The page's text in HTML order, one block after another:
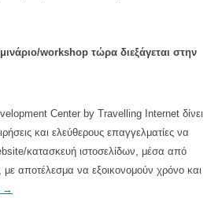
workshop τώρα διεξάγεται στην
Center by Travelling Internet δίνει
και ελεύθερους επαγγελματίες να
κατασκευή ιστοσελίδων, μέσα από
με αποτέλεσμα να εξοικονομούν χρόνο και
→